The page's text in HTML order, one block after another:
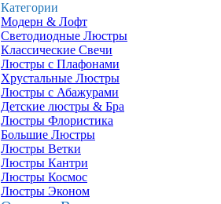
Категории
Модерн & Лофт
Светодиодные Люстры
Классические Свечи
Люстры с Плафонами
Хрустальные Люстры
Люстры с Абажурами
Детские люстры & Бра
Люстры Флористика
Большие Люстры
Люстры Ветки
Люстры Кантри
Люстры Космос
Люстры Эконом